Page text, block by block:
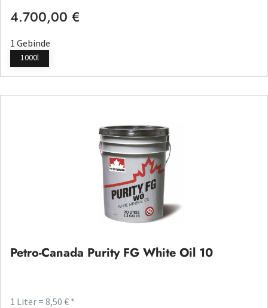
Regulärer Preis:
4.700,00 €
1 Gebinde
1000l
Petro-Canada Purity FG White Oil 10
1 Liter = 8,50 € *